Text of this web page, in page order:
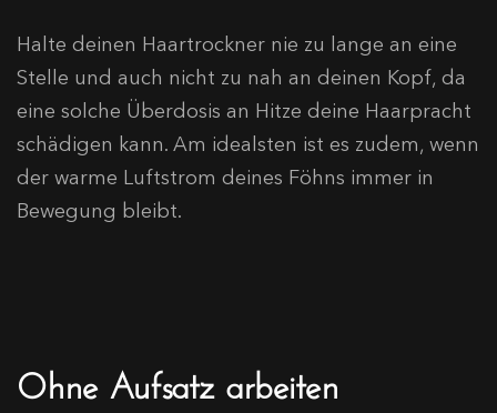
Halte deinen Haartrockner nie zu lange an eine
Stelle und auch nicht zu nah an deinen Kopf, da
eine solche Überdosis an Hitze deine Haarpracht
schädigen kann. Am idealsten ist es zudem, wenn
der warme Luftstrom deines Föhns immer in
Bewegung bleibt.
Ohne Aufsatz arbeiten